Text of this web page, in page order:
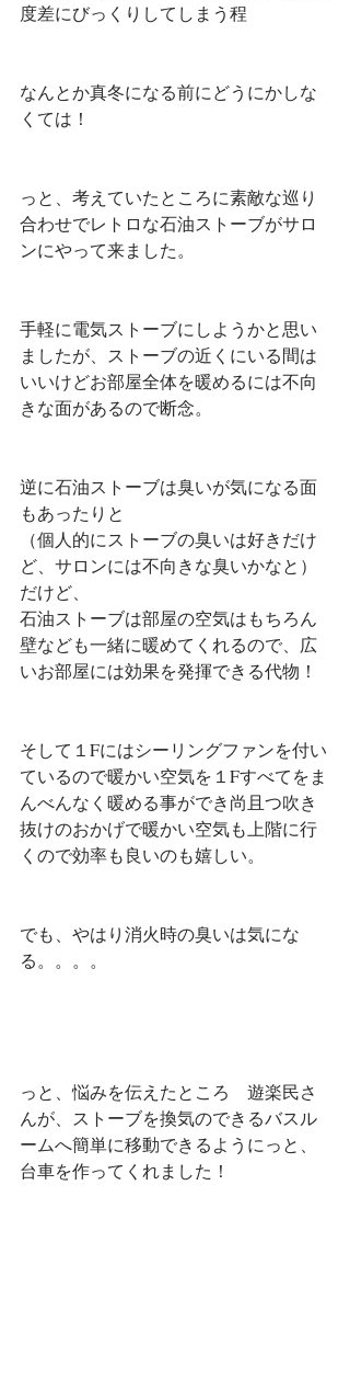
度差にびっくりしてしまう程
なんとか真冬になる前にどうにかしな
くては！
っと、考えていたところに素敵な巡り
合わせでレトロな石油ストーブがサロ
ンにやって来ました。
手軽に電気ストーブにしようかと思い
ましたが、ストーブの近くにいる間は
いいけどお部屋全体を暖めるには不向
きな面があるので断念。
逆に石油ストーブは臭いが気になる面
もあったりと
（個人的にストーブの臭いは好きだけ
ど、サロンには不向きな臭いかなと）
だけど、
石油ストーブは部屋の空気はもちろん
壁なども一緒に暖めてくれるので、広
いお部屋には効果を発揮できる代物！
そして１Fにはシーリングファンを付い
ているので暖かい空気を１Fすべてをま
んべんなく暖める事ができ尚且つ吹き
抜けのおかげで暖かい空気も上階に行
くので効率も良いのも嬉しい。
でも、やはり消火時の臭いは気にな
る。。。。
っと、悩みを伝えたところ　遊楽民さ
んが、ストーブを換気のできるバスル
ームへ簡単に移動できるようにっと、
台車を作ってくれました！